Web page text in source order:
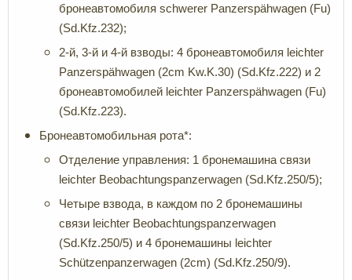
бронеавтомобиля schwerer Panzerspähwagen (Fu)
(Sd.Kfz.232);
2-й, 3-й и 4-й взводы: 4 бронеавтомобиля leichter
Panzerspähwagen (2cm Kw.K.30) (Sd.Kfz.222) и 2
бронеавтомобилей leichter Panzerspähwagen (Fu)
(Sd.Kfz.223).
Бронеавтомобильная рота*:
Отделение управления: 1 бронемашина связи
leichter Beobachtungspanzerwagen (Sd.Kfz.250/5);
Четыре взвода, в каждом по 2 бронемашины
связи leichter Beobachtungspanzerwagen
(Sd.Kfz.250/5) и 4 бронемашины leichter
Schützenpanzerwagen (2cm) (Sd.Kfz.250/9).